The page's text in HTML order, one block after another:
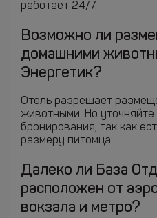
работает 24/7.
Возможно ли
домашними
Энергетик?
Отель разрешает
животными. Но
бронирования, так как
размеру питомца.
Далеко ли База
расположен от
вокзала и метро?